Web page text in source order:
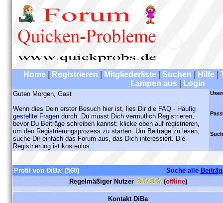
Home Registrieren Mitgliederliste Suchen Hilfe
Lampen aus
Login
Guten Morgen, Gast
Wenn dies Dein erster Besuch hier ist, lies Dir die FAQ - Häufig
gestellte Fragen durch. Du musst Dich vermutlich Registrieren,
bevor Du Beiträge schreiben kannst: klicke oben auf registrieren,
um den Registrierungsprozess zu starten. Um Beiträge zu lesen,
suche Dir einfach das Forum aus, das Dich interessiert. Die
Registrierung ist kostenlos.
Profil von DiBa: (560) Suche alle
Regelmäßiger Nutzer
(offline)
Kontakt DiBa